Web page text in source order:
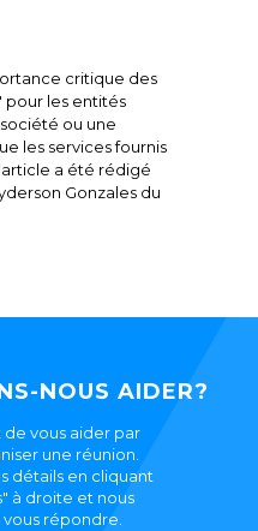
critique des
pour les entités
ou une
les services fournis
a été rédigé
Gonzales du
NOUS AIDER?
de vous aider par
une réunion.
détails en cliquant
à droite et nous
répondre.